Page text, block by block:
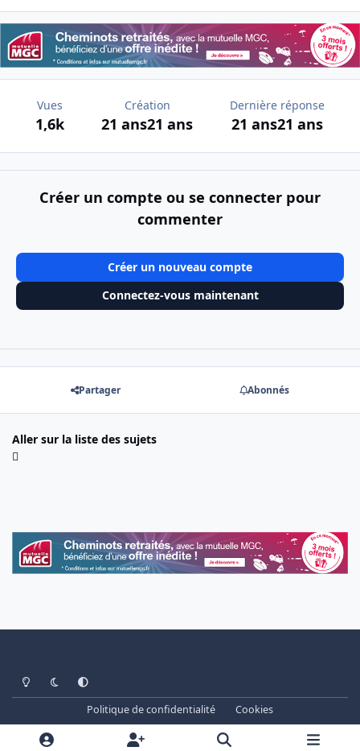
Vues
1,6k
Création
21 ans21 ans
Dernière réponse
21 ans21 ans
Créer un compte ou se connecter pour
commenter
Créer un nouveau compte
Connectez-vous maintenant
Partager Abonnés
Aller sur la liste des sujets
Light ModeDark ModeSystem Preference
Politique de confidentialité
Cookies
www.cheminots.net - Forum Libre depuis 2003
Powered by
Invision Community